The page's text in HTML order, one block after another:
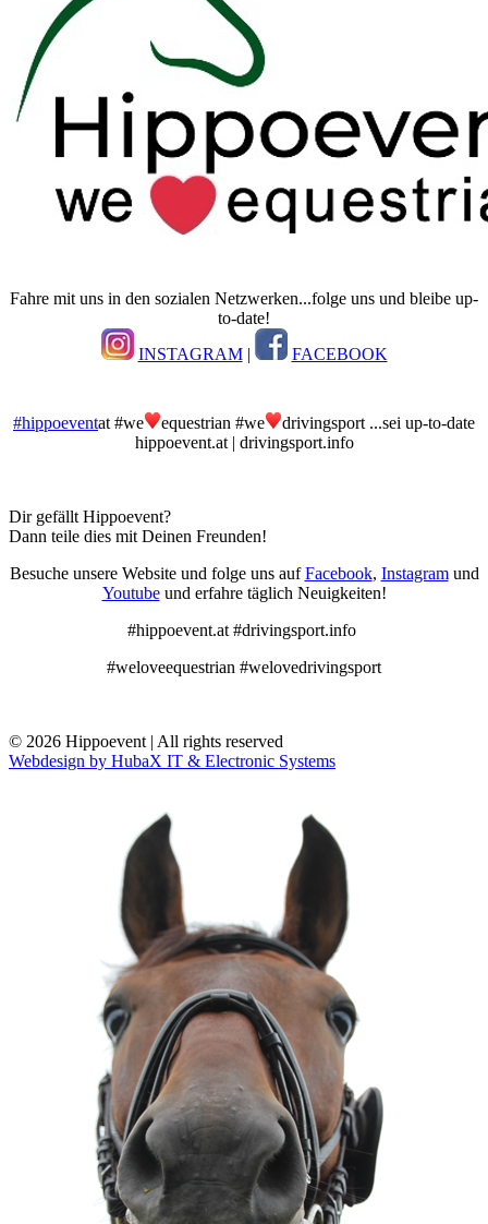
Fahre mit uns in den sozialen Netzwerken...folge uns und bleibe up-
to-date!
INSTAGRAM| FACEBOOK
#hippoeventat #we equestrian #we
drivingsport ...sei up-to-date
hippoevent.at | drivingsport.info
Dir gefällt Hippoevent?
Dann teile dies mit Deinen Freunden!
Besuche unsere Website und folge uns aufFacebook, Instagramund
Youtubeund erfahre täglich Neuigkeiten!
#hippoevent.at #drivingsport.info
#weloveequestrian #welovedrivingsport
© 2026 Hippoevent | All rights reserved
Webdesign by HubaX IT & Electronic Systems